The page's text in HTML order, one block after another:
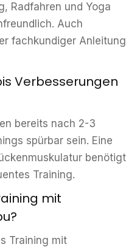
Radfahren und Yoga
Auch
fachkundiger Anleitung
Verbesserungen
bereits nach 2-3
spürbar sein. Eine
benötigt
Training.
mit
Training mit